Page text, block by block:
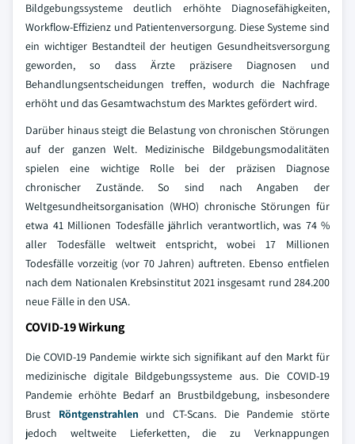
Bildgebungssysteme deutlich erhöhte Diagnosefähigkeiten,
Workflow-Effizienz und Patientenversorgung. Diese Systeme sind
ein wichtiger Bestandteil der heutigen Gesundheitsversorgung
geworden, so dass Ärzte präzisere Diagnosen und
Behandlungsentscheidungen treffen, wodurch die Nachfrage
erhöht und das Gesamtwachstum des Marktes gefördert wird.
Darüber hinaus steigt die Belastung von chronischen Störungen
auf der ganzen Welt. Medizinische Bildgebungsmodalitäten
spielen eine wichtige Rolle bei der präzisen Diagnose
chronischer Zustände. So sind nach Angaben der
Weltgesundheitsorganisation (WHO) chronische Störungen für
etwa 41 Millionen Todesfälle jährlich verantwortlich, was 74 %
aller Todesfälle weltweit entspricht, wobei 17 Millionen
Todesfälle vorzeitig (vor 70 Jahren) auftreten. Ebenso entfielen
nach dem Nationalen Krebsinstitut 2021 insgesamt rund 284.200
neue Fälle in den USA.
COVID-19 Wirkung
Die COVID-19 Pandemie wirkte sich signifikant auf den Markt für
medizinische digitale Bildgebungssysteme aus. Die COVID-19
Pandemie erhöhte Bedarf an Brustbildgebung, insbesondere
Brust Röntgenstrahlen und CT-Scans. Die Pandemie störte
jedoch weltweite Lieferketten, die zu Verknappungen